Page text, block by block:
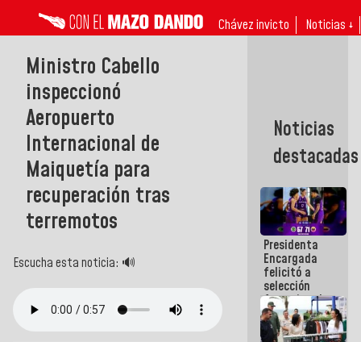
Chávez invicto Noticias ↓
Ministro Cabello
inspeccionó
Aeropuerto
Internacional de
Maiquetía para
recuperación tras
terremotos
Escucha esta noticia: 🔊
Noticias
destacadas
Presidenta
Encargada
felicitó a
selección
femenina de
baloncesto
por su